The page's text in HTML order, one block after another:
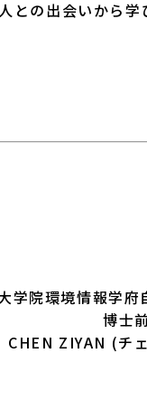
との出会いから学
学院環境情報学府
博士
CHEN ZIYAN (チ